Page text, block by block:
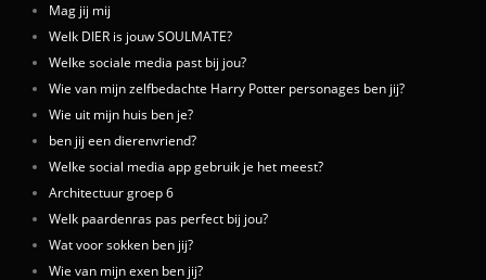
Mag jij mij
Welk DIER is jouw SOULMATE?
Welke sociale media past bij jou?
Wie van mijn zelfbedachte Harry Potter personages ben jij?
Wie uit mijn huis ben je?
ben jij een dierenvriend?
Welke social media app gebruik je het meest?
Architectuur groep 6
Welk paardenras pas perfect bij jou?
Wat voor sokken ben jij?
Wie van mijn exen ben jij?